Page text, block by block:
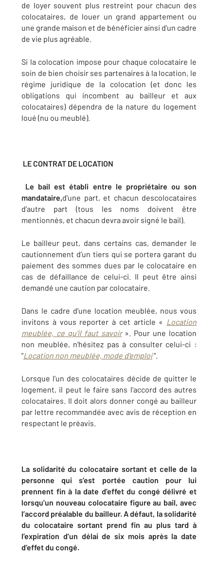
de loyer souvent plus restreint pour chacun des
colocataires, de louer un grand appartement ou
une grande maison et de bénéficier ainsi d'un cadre
de vie plus agréable.
Si la colocation impose pour chaque colocataire le
soin de bien choisir ses partenaires à la location, le
régime juridique de la colocation (et donc les
obligations qui incombent au bailleur et aux
colocataires) dépendra de la nature du logement
loué (nu ou meublé).
LE CONTRAT DE LOCATION
Le bail est établi entre le propriétaire ou son
mandataire,d'une part, et chacun descolocataires
d'autre part (tous les noms doivent être
mentionnés, et chacun devra avoir signé le bail).
Le bailleur peut, dans certains cas, demander le
cautionnement d’un tiers qui se portera garant du
paiement des sommes dues par le colocataire en
cas de défaillance de celui-ci. Il peut être ainsi
demandé une caution par colocataire.
Dans le cadre d’une location meublée, nous vous
invitons à vous reporter à cet article « Location
meublée, ce qu’il faut savoir». Pour une location
non meublée, n’hésitez pas à consulter celui-ci :
"Location non meublée, mode d'emploi".
Lorsque l’un des colocataires décide de quitter le
logement, il peut le faire sans l’accord des autres
colocataires. Il doit alors donner congé au bailleur
par lettre recommandée avec avis de réception en
respectant le préavis.
La solidarité du colocataire sortant et celle de la
personne qui s’est portée caution pour lui
prennent fin à la date d’effet du congé délivré et
lorsqu’un nouveau colocataire figure au bail, avec
l’accord préalable du bailleur. A défaut, la solidarité
du colocataire sortant prend fin au plus tard à
l’expiration d’un délai de six mois après la date
d’effet du congé.